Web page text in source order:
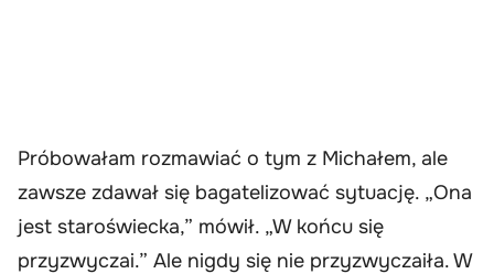
Próbowałam rozmawiać o tym z Michałem, ale
zawsze zdawał się bagatelizować sytuację. „Ona
jest staroświecka,” mówił. „W końcu się
przyzwyczai.” Ale nigdy się nie przyzwyczaiła. W